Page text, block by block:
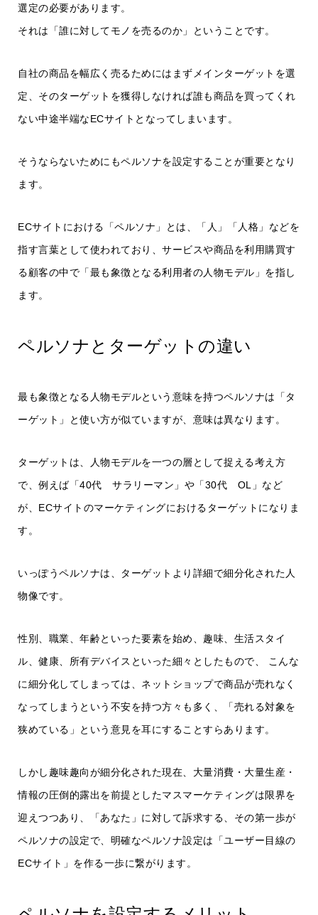
選定の必要があります。
それは「誰に対してモノを売るのか」ということです。
自社の商品を幅広く売るためにはまずメインターゲットを選
定、そのターゲットを獲得しなければ誰も商品を買ってくれ
ない中途半端なECサイトとなってしまいます。
そうならないためにもペルソナを設定することが重要となり
ます。
ECサイトにおける「ペルソナ」とは、「人」「人格」などを
指す言葉として使われており、サービスや商品を利用購買す
る顧客の中で「最も象徴となる利用者の人物モデル」を指し
ます。
ペルソナとターゲットの違い
最も象徴となる人物モデルという意味を持つペルソナは「タ
ーゲット」と使い方が似ていますが、意味は異なります。
ターゲットは、人物モデルを一つの層として捉える考え方
で、例えば「40代 サラリーマン」や「30代 OL」など
が、ECサイトのマーケティングにおけるターゲットになりま
す。
いっぽうペルソナは、ターゲットより詳細で細分化された人
物像です。
性別、職業、年齢といった要素を始め、趣味、生活スタイ
ル、健康、所有デバイスといった細々としたもので、 こんな
に細分化してしまっては、ネットショップで商品が売れなく
なってしまうという不安を持つ方々も多く、「売れる対象を
狭めている」という意見を耳にすることすらあります。
しかし趣味趣向が細分化された現在、大量消費・大量生産・
情報の圧倒的露出を前提としたマスマーケティングは限界を
迎えつつあり、「あなた」に対して訴求する、その第一歩が
ペルソナの設定で、明確なペルソナ設定は「ユーザー目線の
ECサイト」を作る一歩に繋がります。